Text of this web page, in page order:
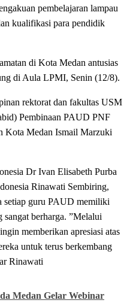
pembelajaran lampau
kualifikasi para pendidik
di Kota Medan antusias
di Aula LPMI, Senin (12/8).
rektorat dan fakultas USM
Pembinaan PAUD PNF
Kota Medan Ismail Marzuki
Dr Ivan Elisabeth Purba
Rinawati Sembiring,
setiap guru PAUD memiliki
sangat berharga. ”Melalui
memberikan apresiasi atas
untuk terus berkembang
Rinawati
Medan Gelar Webinar